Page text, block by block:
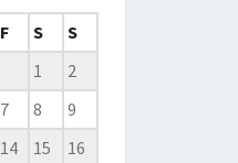
F S
S
1
2
7 8
9
14 15
16